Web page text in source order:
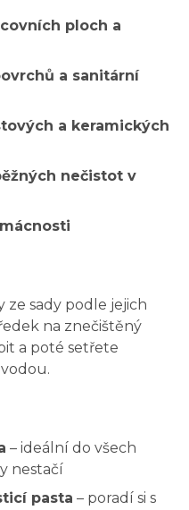
ploch a
a sanitární
a keramických
nečistot v
sady podle jejich
na znečištěný
a poté setřete
– ideální do všech
nestačí
pasta – poradí si s